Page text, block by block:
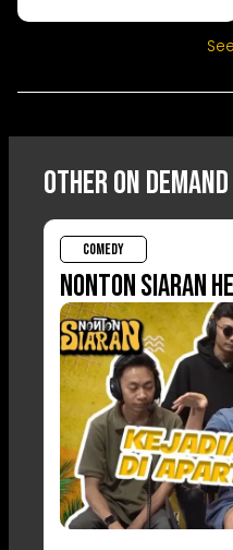
Other On Demand
COMEDY
NONTON SIARAN
PEACE